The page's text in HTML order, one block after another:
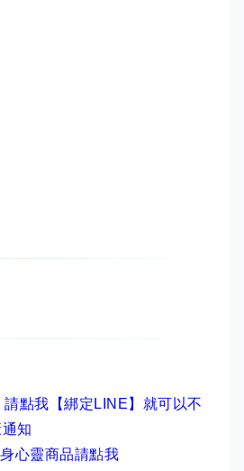
請點我【綁定LINE】 就可以不
知
心靈商品請點我